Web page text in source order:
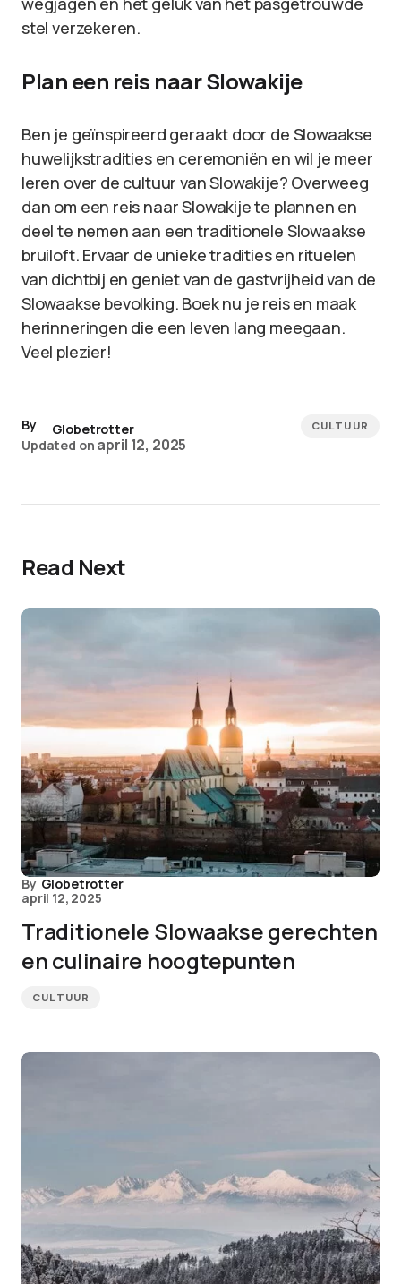
stel verzekeren.
Plan een reis naar Slowakije
Ben je geïnspireerd geraakt door de Slowaakse
huwelijkstradities en ceremoniën en wil je meer
leren over de cultuur van Slowakije? Overweeg
dan om een reis naar Slowakije te plannen en
deel te nemen aan een traditionele Slowaakse
bruiloft. Ervaar de unieke tradities en rituelen
van dichtbij en geniet van de gastvrijheid van de
Slowaakse bevolking. Boek nu je reis en maak
herinneringen die een leven lang meegaan.
Veel plezier!
By
Globetrotter
Updated on april 12, 2025
CULTUUR
Read Next
By Globetrotter
april 12, 2025
Traditionele Slowaakse gerechten
en culinaire hoogtepunten
CULTUUR